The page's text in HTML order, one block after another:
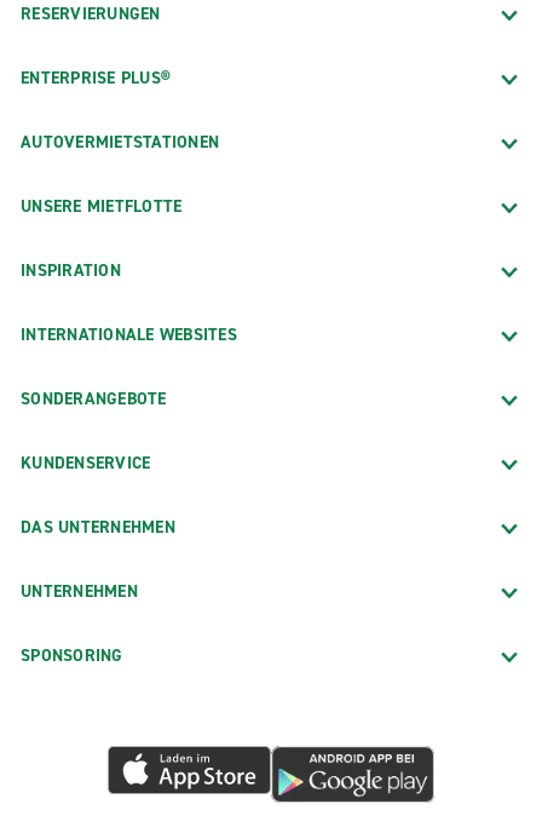
RESERVIERUNGEN
ENTERPRISE PLUS®
AUTOVERMIETSTATIONEN
UNSERE MIETFLOTTE
INSPIRATION
INTERNATIONALE WEBSITES
SONDERANGEBOTE
KUNDENSERVICE
DAS UNTERNEHMEN
UNTERNEHMEN
SPONSORING